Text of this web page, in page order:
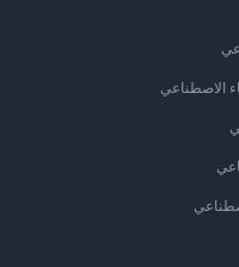
الاصطناعي